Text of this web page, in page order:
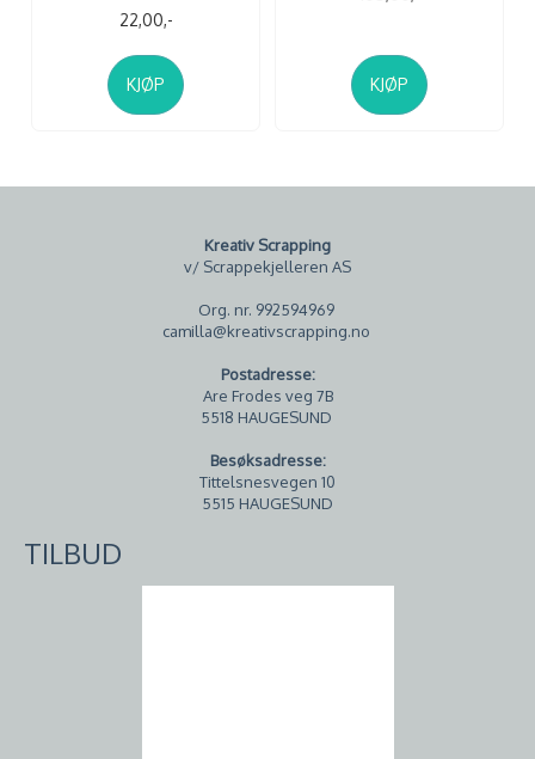
22,00,-
KJØP KJØP
Kreativ Scrapping
v/ Scrappekjelleren AS
Org. nr. 992594969
camilla@kreativscrapping.no
Postadresse:
Are Frodes veg 7B
5518 HAUGESUND
Besøksadresse:
Tittelsnesvegen 10
5515 HAUGESUND
TILBUD